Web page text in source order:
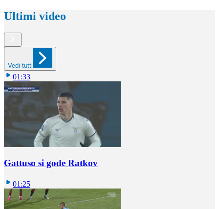
Ultimi video
Vedi tutti
01:33
Gattuso si gode Ratkov
01:25